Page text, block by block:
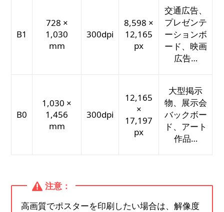
B1
728 ×
1,030
mm
300dpi
8,598 ×
12,165
px
交通広告、
プレゼンテ
ーションボ
ード、映画
広告…
B0
1,030 ×
1,456
mm
300dpi
12,165
×
17,197
px
大型掲示
物、展示会
バックボー
ド、アート
作品…
注意：
高画質でポスターを印刷したい場合は、解像度